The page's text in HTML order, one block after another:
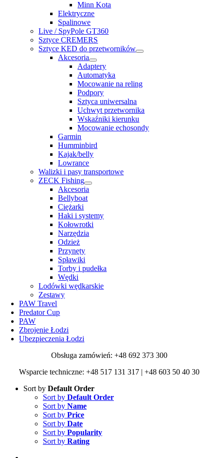
Minn Kota
Elektryczne
Spalinowe
Live / SpyPole GT360
Sztyce CREMERS
Sztyce KED do przetworników
Akcesoria
Adaptery
Automatyka
Mocowanie na reling
Podpory
Sztyca uniwersalna
Uchwyt przetwornika
Wskaźniki kierunku
Mocowanie echosondy
Garmin
Humminbird
Kajak/belly
Lowrance
Walizki i pasy transportowe
ZECK Fishing
Akcesoria
Bellyboat
Ciężarki
Haki i systemy
Kołowrotki
Narzędzia
Odzież
Przynęty
Spławiki
Torby i pudełka
Wędki
Lodówki wędkarskie
Zestawy
PAW Travel
Predator Cup
PAW
Zbrojenie Łodzi
Ubezpieczenia Łodzi
Obsługa zamówień: +48 692 373 300
Wsparcie techniczne: +48 517 131 317 | +48 603 50 40 30
Sort by Default Order
Sort by Default Order
Sort by Name
Sort by Price
Sort by Date
Sort by Popularity
Sort by Rating